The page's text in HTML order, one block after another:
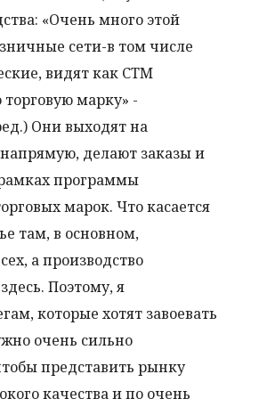
«Очень много этой
сети-в том числе
видят как СТМ
торговую марку» -
Они выходят на
делают заказы и
программы
марок. Что касается
там, в основном,
а производство
Поэтому, я
которые хотят завоевать
очень сильно
представить рынку
качества и по очень